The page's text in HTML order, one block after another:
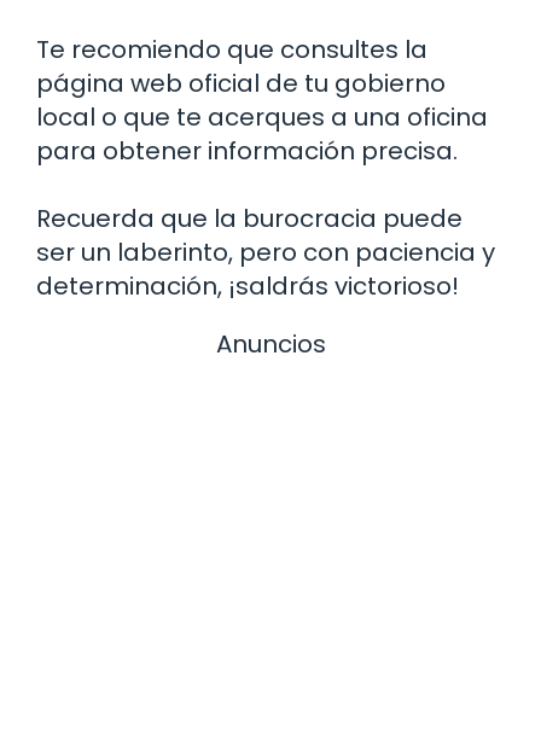
Te recomiendo que consultes la
página web oficial de tu gobierno
local o que te acerques a una oficina
para obtener información precisa.
Recuerda que la burocracia puede
ser un laberinto, pero con paciencia y
determinación, ¡saldrás victorioso!
Anuncios